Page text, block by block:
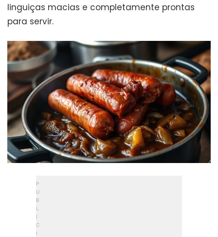
linguiças macias e completamente prontas
para servir.